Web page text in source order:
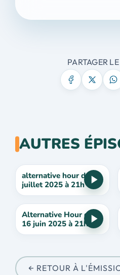
PARTAGER
AUTRES
alternative hour du 14
juillet 2025 à 21h
Alternative Hour du
16 juin 2025 à 21h
← RETOUR À